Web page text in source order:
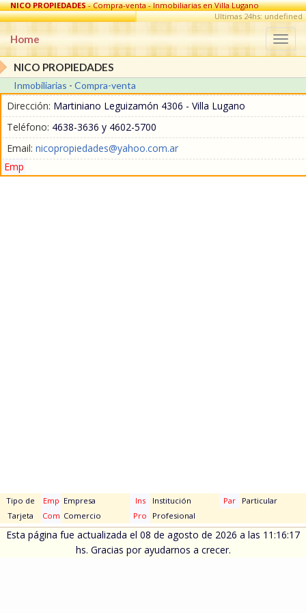
NICO PROPIEDADES- Compra-venta - Inmobiliarias en Villa Lugano
Ultimas 24hs: undefined
Home
NICO PROPIEDADES
Inmobiliarias - Compra-venta
Dirección: Martiniano Leguizamón 4306 - Villa Lugano
Teléfono: 4638-3636 y 4602-5700
Email: nicopropiedades@yahoo.com.ar
Emp
Tipo de
Tarjeta
Emp Empresa Ins Institución Par
Particular
Com Comercio Pro Profesional
Esta página fue actualizada el 08 de agosto de 2026 a las 11:16:17
hs. Gracias por ayudarnos a crecer.